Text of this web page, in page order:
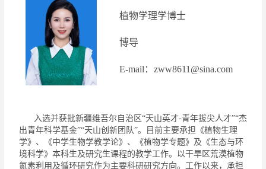
植物学理学博士
博导
E-mail ： zww8611@sina.com
入选并获批新疆维吾尔 自治区“天山英才-青年拔尖人才”“杰
出青年科学基金”“天山创新团队”。
目前主要承担《植物生理
学》、《中学生物学教学论》、《植物学专题》及《生态与环
境科学》本科生及研究生课程的教学工作。以干旱区荒漠植物
氮素利用及循环研究作为主要科研研究方向。工作以来，承担